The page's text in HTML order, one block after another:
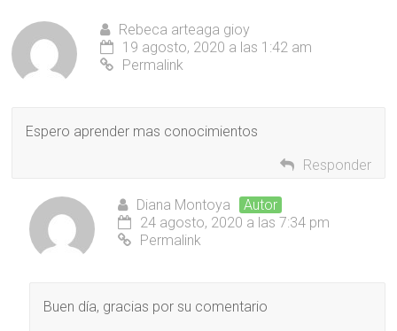
Rebeca arteaga gioy
19 agosto, 2020 a las 1:42 am
Permalink
Espero aprender mas conocimientos
Responder
Diana Montoya
Autor
24 agosto, 2020 a las 7:34 pm
Permalink
Buen día, gracias por su comentario